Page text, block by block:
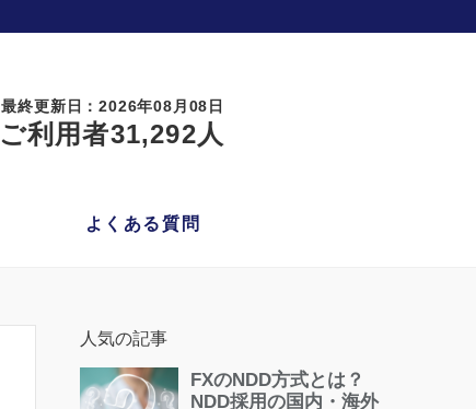
最終更新日：2026年08月08日
ご利用者31,292人
よくある質問
人気の記事